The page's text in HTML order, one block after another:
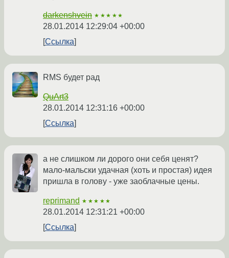
darkenshvein ★★★★★
28.01.2014 12:29:04 +00:00
Ссылка
RMS будет рад
QuArt3
28.01.2014 12:31:16 +00:00
Ссылка
а не слишком ли дорого они себя ценят?
мало-мальски удачная (хоть и простая) идея
пришла в голову - уже заоблачные цены.
reprimand ★★★★★
28.01.2014 12:31:21 +00:00
Ссылка